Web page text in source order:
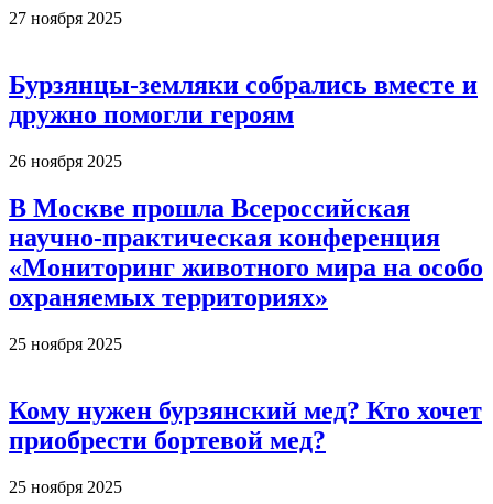
27 ноября 2025
Бурзянцы-земляки собрались вместе и
дружно помогли героям
26 ноября 2025
В Москве прошла Всероссийская
научно-практическая конференция
«Мониторинг животного мира на особо
охраняемых территориях»
25 ноября 2025
Кому нужен бурзянский мед? Кто хочет
приобрести бортевой мед?
25 ноября 2025